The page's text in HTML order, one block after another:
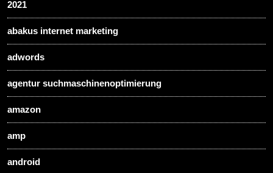
2021
abakus internet marketing
adwords
agentur suchmaschinenoptimierung
amazon
amp
android